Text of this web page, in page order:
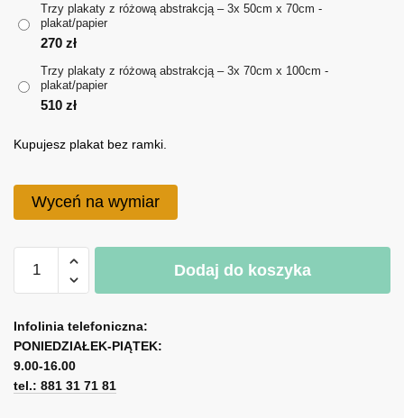
Trzy plakaty z różową abstrakcją – 3x 50cm x 70cm -
plakat/papier
270 zł
Trzy plakaty z różową abstrakcją – 3x 70cm x 100cm -
plakat/papier
510 zł
Kupujesz plakat bez ramki.
Wyceń na wymiar
Trzy
z
różową
abstrakcją
Dodaj do koszyka
l
t
e
r
Infolinia telefoniczna:
PONIEDZIAŁEK-PIĄTEK:
9.00-16.00
tel.: 881 31 71 81